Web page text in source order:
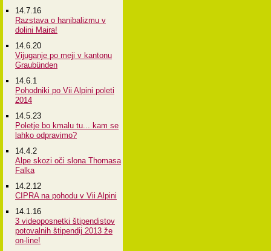
14.7.16
Razstava o hanibalizmu v
dolini Maira!
14.6.20
Vijuganje po meji v kantonu
Graubünden
14.6.1
Pohodniki po Vii Alpini poleti
2014
14.5.23
Poletje bo kmalu tu... kam se
lahko odpravimo?
14.4.2
Alpe skozi oči slona Thomasa
Falka
14.2.12
CIPRA na pohodu v Vii Alpini
14.1.16
3 videoposnetki štipendistov
potovalnih štipendij 2013 že
on-line!